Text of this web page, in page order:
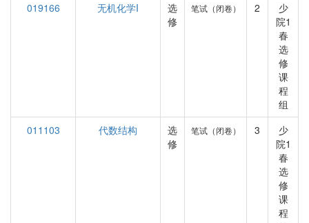
019166
无机化学I
选
修
笔试（闭卷） 2
少
院1
春
选
修
课
程
组
011103
代数结构
选
修
笔试（闭卷） 3
少
院1
春
选
修
课
程